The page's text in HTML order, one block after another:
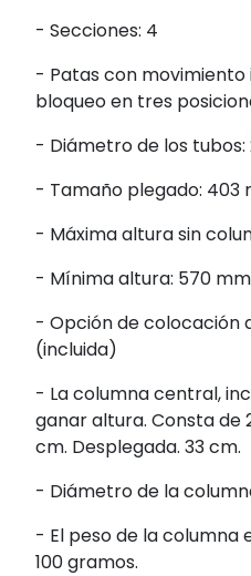
- Secciones: 4
- Patas con
bloqueo en tres
- Diámetro de los tubos:
- Tamaño plegado: 403
- Máxima altura sin
- Mínima altura: 570
- Opción de colocación
(incluida)
- La columna central,
ganar altura. Consta de
cm. Desplegada. 33 cm.
- Diámetro de la
- El peso de la columna
100 gramos.